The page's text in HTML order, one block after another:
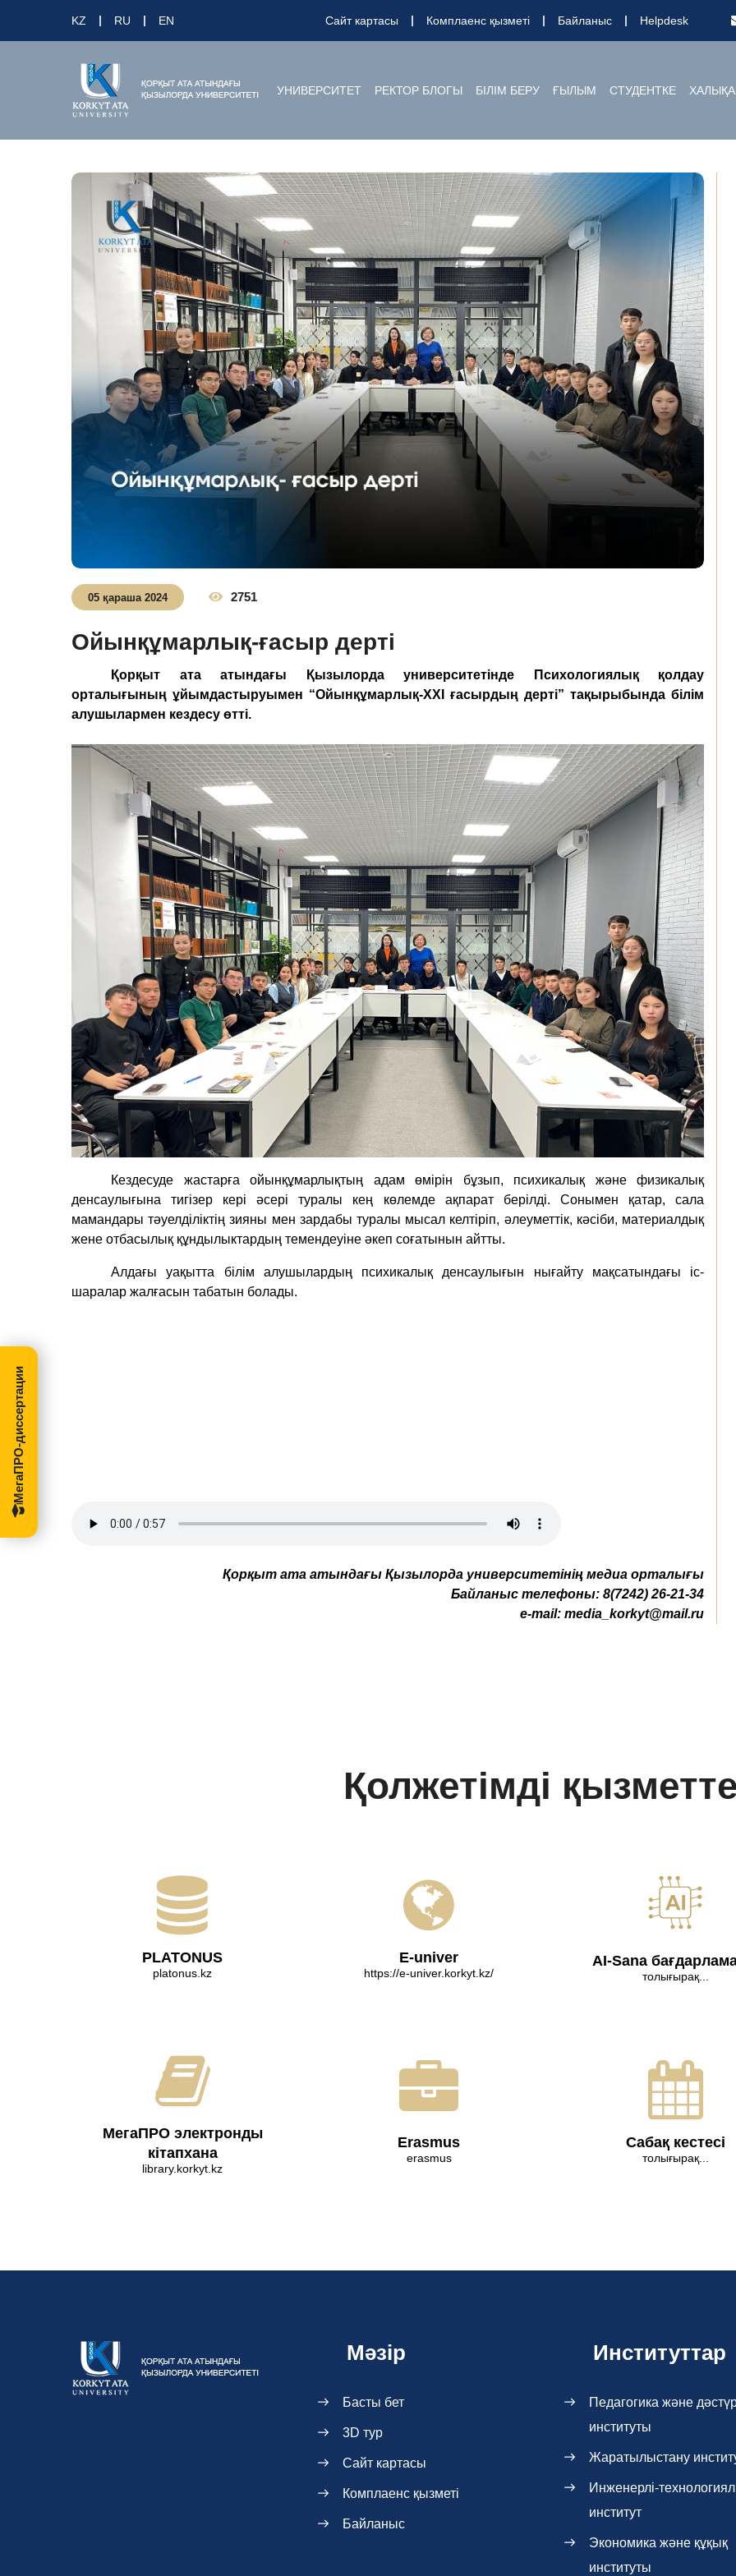
KZ RU EN Сайт картасы Комплаенс қызметі Байланыс Helpdesk
УНИВЕРСИТЕТ РЕКТОР БЛОГЫ БІЛІМ БЕРУ ҒЫЛЫМ СТУДЕНТКЕ
05 қараша 2024 2751
Ойынқұмарлық-ғасыр дерті
Қорқыт ата атындағы Қызылорда университетінде Психологиялық қолдау
орталығының ұйымдастыруымен “Ойынқұмарлық-ХХІ ғасырдың дерті” тақырыбында білім
алушылармен кездесу өтті.
Кездесуде жастарға ойынқұмарлықтың адам өмірін бұзып, психикалық және физикалық
денсаулығына тигізер кері әсері туралы кең көлемде ақпарат берілді. Сонымен қатар, сала
мамандары тәуелділіктің зияны мен зардабы туралы мысал келтіріп, әлеуметтік, кәсіби, материалдық
жене отбасылық құндылыктардың темендеуіне әкеп соғатынын айтты.
Алдағы уақытта білім алушылардың психикалық денсаулығын нығайту мақсатындағы іс-
шаралар жалғасын табатын болады.
Қорқыт ата атындағы Қызылорда университетінің медиа орталығы
Байланыс телефоны: 8(7242) 26-21-34
e-mail: media_korkyt@mail.ru
Қолжетімді
PLATONUS
platonus.kz
E-univer
https://e-univer.korkyt.kz/
AI-Sana
толығырақ...
МегаПРО электронды
кітапхана
library.korkyt.kz
Erasmus
erasmus
Сабақ кестесі
толығырақ...
Мәзір
Басты бет
3D тур
Сайт картасы
Комплаенс қызметі
Байланыс
Институттар
Педагогика және
институты
Жаратылыстану
Инженерлі-
институт
Экономика және құқық
институты
МегаПРО-диссертации